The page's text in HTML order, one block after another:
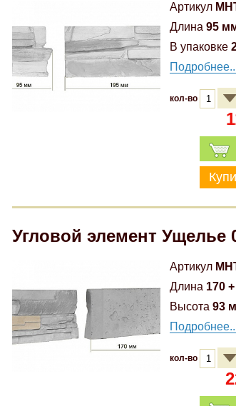
Артикул
Длина 95
В упаковке
кол-во
Угловой элемент Ущелье
Артикул
Длина 170
Высота 93
кол-во